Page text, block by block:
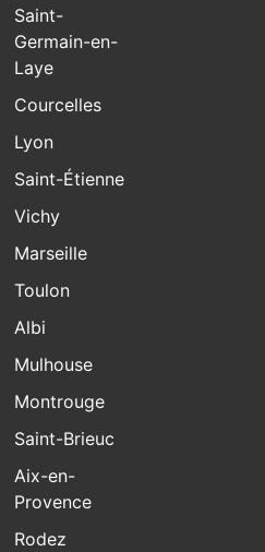
Saint-
Germain-en-
Laye
Courcelles
Lyon
Saint-Étienne
Vichy
Marseille
Toulon
Albi
Mulhouse
Montrouge
Saint-Brieuc
Aix-en-
Provence
Rodez